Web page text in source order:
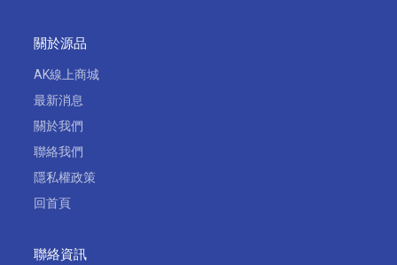
關於源品
AK線上商城
最新消息
關於我們
聯絡我們
隱私權政策
回首頁
聯絡資訊